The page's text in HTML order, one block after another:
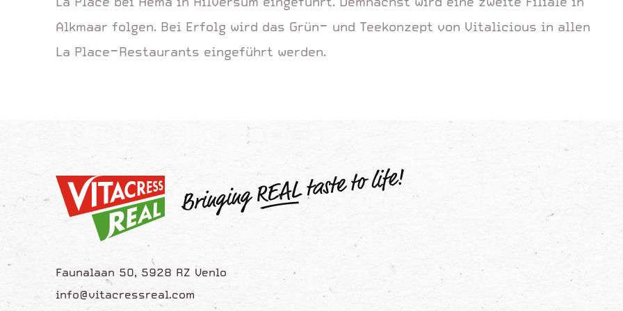
Alkmaar folgen. Bei Erfolg wird das Grün- und Teekonzept von Vitalicious in allen
La Place-Restaurants eingeführt werden.
Faunalaan 50, 5928 RZ Venlo
info@vitacressreal.com